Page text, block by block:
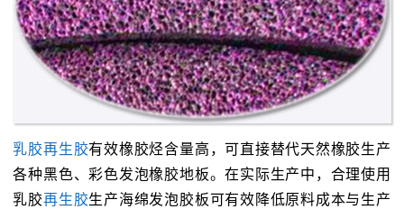
乳胶再生胶有效橡胶烃含量高，可直接替代天然橡胶生产
各种黑色、彩色发泡橡胶地板。在实际生产中，合理使用
乳胶再生胶生产海绵发泡胶板可有效降低原料成本与生产